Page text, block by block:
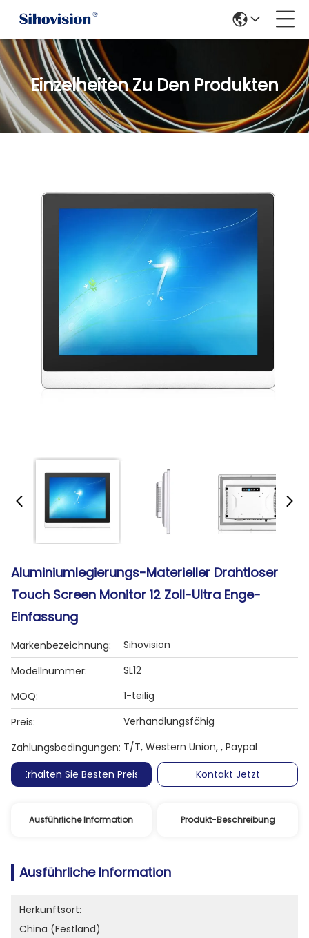
Einzelheiten Zu Den Produkten
Aluminiumlegierungs-Materieller Drahtloser
Touch Screen Monitor 12 Zoll-Ultra Enge-
Einfassung
Markenbezeichnung:
Sihovision
Modellnummer:
SL12
MOQ:
1-teilig
Preis:
Verhandlungsfähig
Zahlungsbedingungen: T/T, Western Union, , Paypal
Erhalten Sie Besten Preis
Kontakt Jetzt
Ausführliche Information Produkt-Beschreibung
Ausführliche Information
Herkunftsort:
China (Festland)